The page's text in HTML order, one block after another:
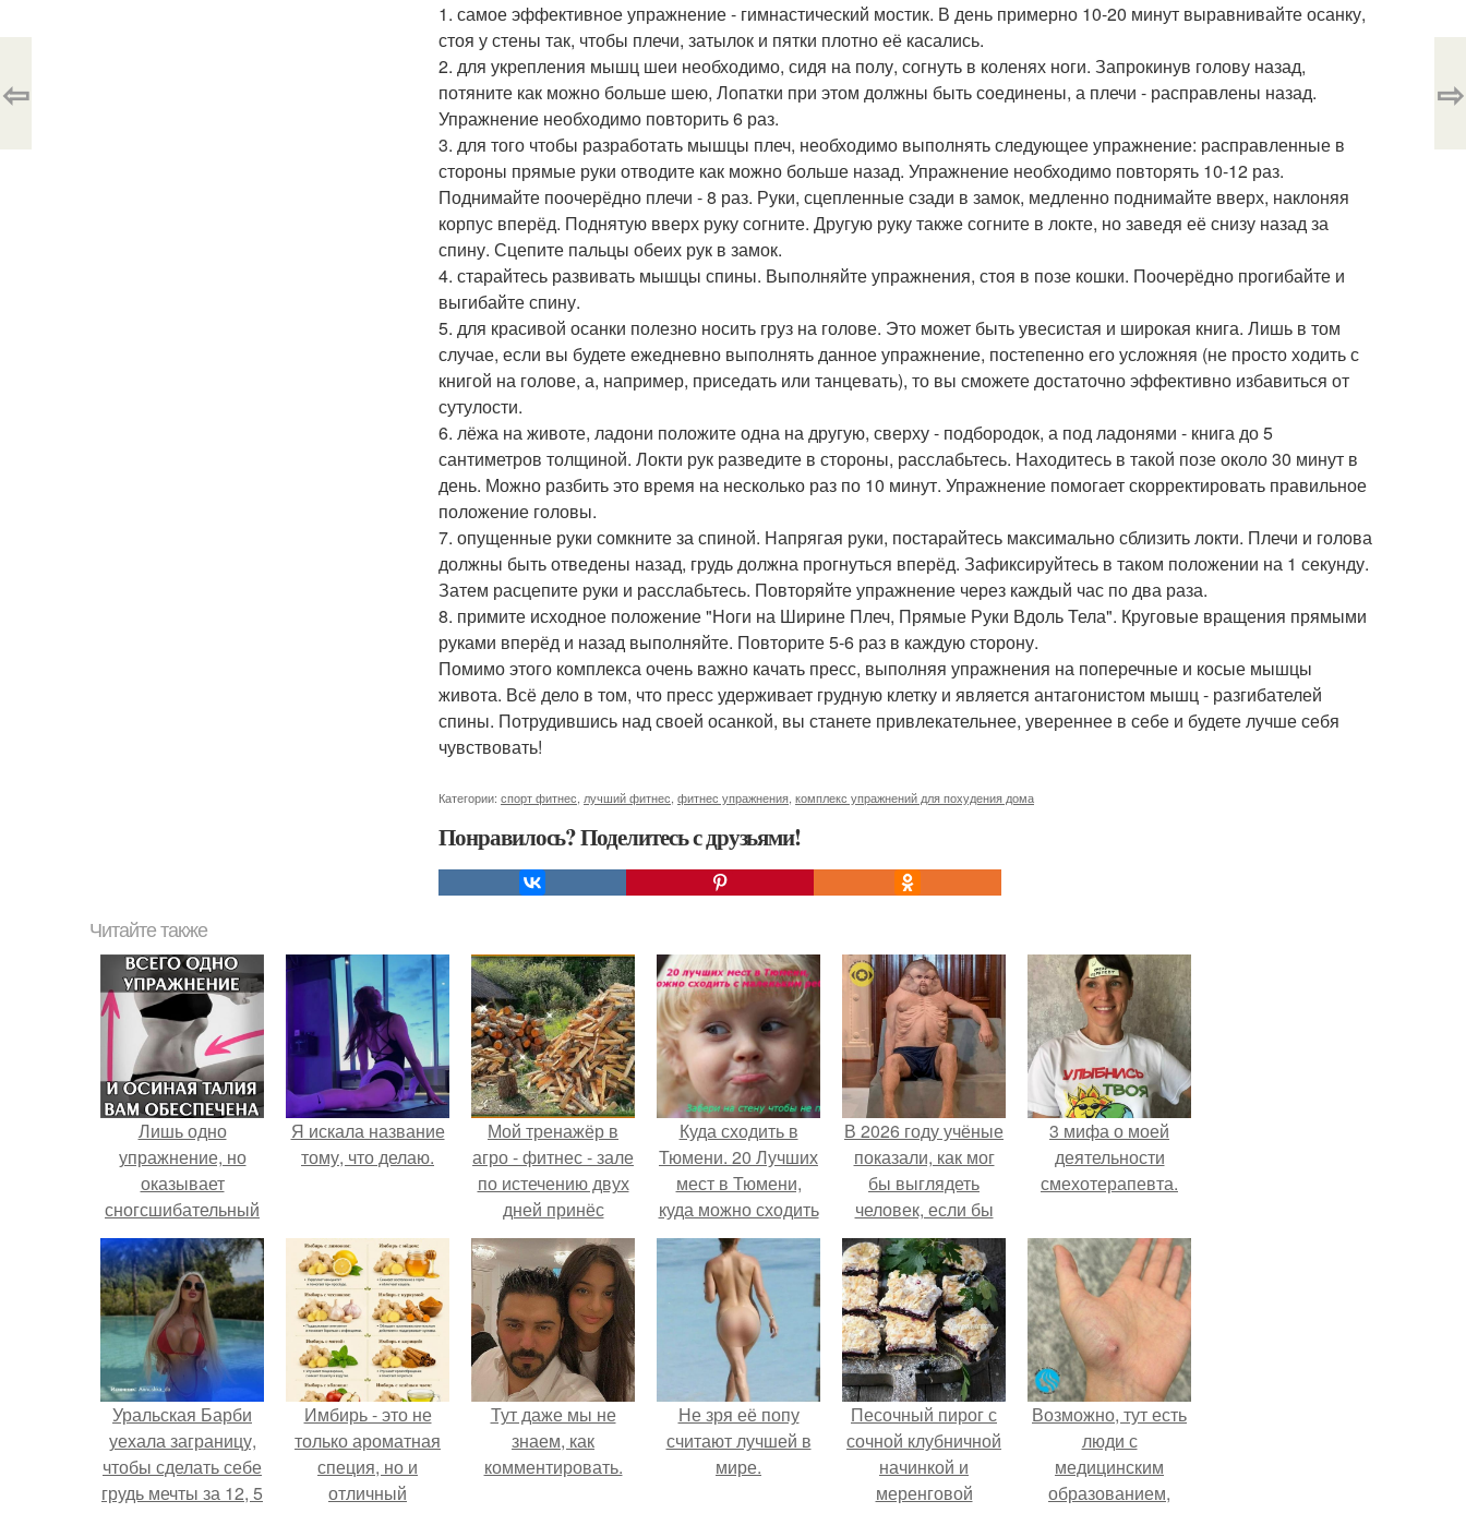
1. самое эффективное упражнение - гимнастический мостик. В день примерно 10-20 минут выравнивайте осанку,
стоя у стены так, чтобы плечи, затылок и пятки плотно её касались.
2. для укрепления мышц шеи необходимо, сидя на полу, согнуть в коленях ноги. Запрокинув голову назад,
потяните как можно больше шею, Лопатки при этом должны быть соединены, а плечи - расправлены назад.
Упражнение необходимо повторить 6 раз.
3. для того чтобы разработать мышцы плеч, необходимо выполнять следующее упражнение: расправленные в
стороны прямые руки отводите как можно больше назад. Упражнение необходимо повторять 10-12 раз.
Поднимайте поочерёдно плечи - 8 раз. Руки, сцепленные сзади в замок, медленно поднимайте вверх, наклоняя
корпус вперёд. Поднятую вверх руку согните. Другую руку также согните в локте, но заведя её снизу назад за
спину. Сцепите пальцы обеих рук в замок.
4. старайтесь развивать мышцы спины. Выполняйте упражнения, стоя в позе кошки. Поочерёдно прогибайте и
выгибайте спину.
5. для красивой осанки полезно носить груз на голове. Это может быть увесистая и широкая книга. Лишь в том
случае, если вы будете ежедневно выполнять данное упражнение, постепенно его усложняя (не просто ходить с
книгой на голове, а, например, приседать или танцевать), то вы сможете достаточно эффективно избавиться от
сутулости.
6. лёжа на животе, ладони положите одна на другую, сверху - подбородок, а под ладонями - книга до 5
сантиметров толщиной. Локти рук разведите в стороны, расслабьтесь. Находитесь в такой позе около 30 минут в
день. Можно разбить это время на несколько раз по 10 минут. Упражнение помогает скорректировать правильное
положение головы.
7. опущенные руки сомкните за спиной. Напрягая руки, постарайтесь максимально сблизить локти. Плечи и голова
должны быть отведены назад, грудь должна прогнуться вперёд. Зафиксируйтесь в таком положении на 1 секунду.
Затем расцепите руки и расслабьтесь. Повторяйте упражнение через каждый час по два раза.
8. примите исходное положение "Ноги на Ширине Плеч, Прямые Руки Вдоль Тела". Круговые вращения прямыми
руками вперёд и назад выполняйте. Повторите 5-6 раз в каждую сторону.
Помимо этого комплекса очень важно качать пресс, выполняя упражнения на поперечные и косые мышцы
живота. Всё дело в том, что пресс удерживает грудную клетку и является антагонистом мышц - разгибателей
спины. Потрудившись над своей осанкой, вы станете привлекательнее, увереннее в себе и будете лучше себя
чувствовать!
Категории: спорт фитнес лучший фитнес фитнес упражнения комплекс упражнений для похудения дома
Понравилось? Поделитесь с друзьями!
⇦ ⇨
Читайте также
Лишь одно
упражнение, но
оказывает
сногсшибательный
эффект: "Осиная"
талия и плоский
живот - при этом
огромная польза
для здоровья!
Я искала название
тому, что делаю.
Мой тренажёр в
агро - фитнес - зале
по истечению двух
дней принёс
ощутимый
результат.
Куда сходить в
Тюмени. 20 Лучших
мест в Тюмени,
куда можно сходить
с маленьким
ребенком
В 2026 году учёные
показали, как мог
бы выглядеть
человек, если бы
его тело
эволюционировало
специально для
выживания в
автокатастpoфах.
3 мифа о моей
деятельности
смехотерапевта.
Уральская Барби
уехала заграницу,
чтобы сделать себе
грудь мечты за 12, 5
Имбирь - это не
только ароматная
специя, но и
отличный
Тут даже мы не
знаем, как
комментировать.
Не зря её попу
считают лучшей в
мире.
Песочный пирог с
сочной клубничной
начинкой и
меренговой
Возможно, тут есть
люди с
медицинским
образованием,